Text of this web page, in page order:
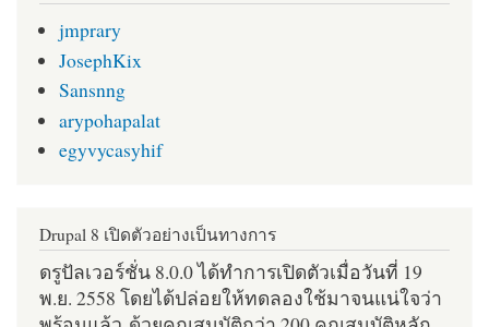
jmprary
JosephKix
Sansnng
arypohapalat
egyvycasyhif
Drupal 8 เปิดตัวอย่างเป็นทางการ
ดรูปัลเวอร์ชั่น 8.0.0 ได้ทำการเปิดตัวเมื่อวันที่ 19
พ.ย. 2558 โดยได้ปล่อยให้ทดลองใช้มาจนแน่ใจว่า